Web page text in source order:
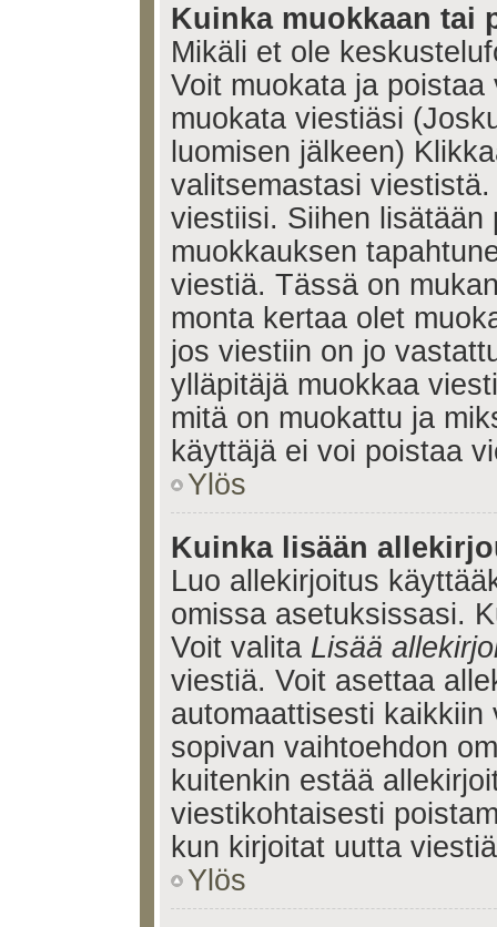
Kuinka muokkaan tai
Mikäli et ole
Voit muokata ja
muokata viestiäsi
luomisen jälkeen)
valitsemastasi
viestiisi. Siihen lisätään
muokkauksen
viestiä. Tässä on
monta kertaa olet
jos viestiin on jo
ylläpitäjä muokkaa
mitä on muokattu ja
käyttäjä ei voi poistaa
Ylös
Kuinka lisään
Luo allekirjoitus
omissa asetuksissasi.
Voit valita Lisää
viestiä. Voit asettaa
automaattisesti
sopivan vaihtoehdon
kuitenkin estää
viestikohtaisesti
kun kirjoitat uutta
Ylös